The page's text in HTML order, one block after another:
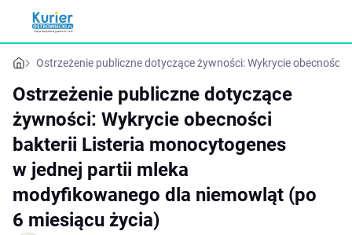
Ostrzeżenie publiczne dotyczące żywności: Wykrycie
Ostrzeżenie publiczne dotyczące
żywności: Wykrycie obecności
bakterii Listeria monocytogenes
w jednej partii mleka
modyfikowanego dla niemowląt (po
6 miesiącu życia)